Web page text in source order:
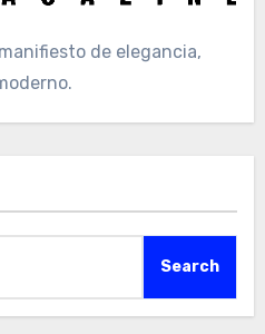
de elegancia,
Search